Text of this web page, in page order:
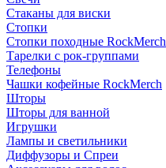
Стаканы для виски
Стопки
Стопки походные RockMerch
Тарелки с рок-группами
Телефоны
Чашки кофейные RockMerch
Шторы
Шторы для ванной
Игрушки
Лампы и светильники
Диффузоры и Спреи